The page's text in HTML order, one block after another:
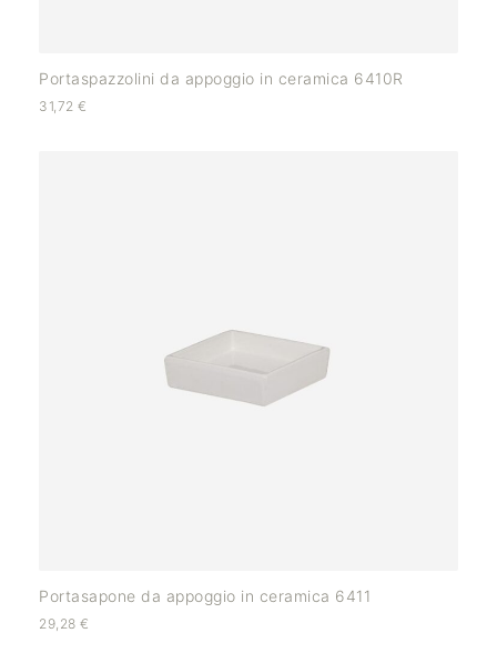
Portaspazzolini da appoggio in ceramica 6410R
31,72 €
Portasapone da appoggio in ceramica 6411
29,28 €